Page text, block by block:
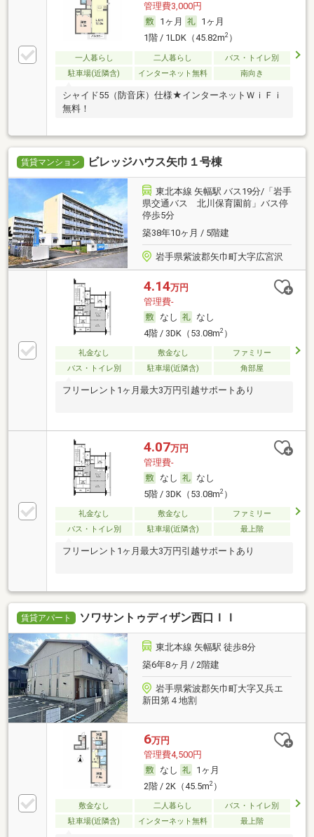
管理費3,000円
1ヶ月
1ヶ月
1階 / 1LDK（45.82m2）
一人暮らし 二人暮らし
バス・トイレ別
駐車場(近隣含)
インターネット無料 南向き
シャイド55（防音床）仕様★インターネットＷｉＦｉ
無料！
賃貸マンション ビレッジハウス矢巾１号棟
東北本線 矢幅駅 バス19分/「岩手
県交通バス 北川保育園前」バス停
停歩5分
築38年10ヶ月 / 5階建
岩手県紫波郡矢巾町大字広宮沢
4.14万円
管理費-
なし
なし
4階 / 3DK（53.08m2）
礼金なし 敷金なし
ファミリー
バス・トイレ別
駐車場(近隣含) 角部屋
フリーレント1ヶ月最大3万円引越サポートあり
4.07万円
管理費-
なし
なし
5階 / 3DK（53.08m2）
礼金なし 敷金なし
ファミリー
バス・トイレ別
駐車場(近隣含) 最上階
フリーレント1ヶ月最大3万円引越サポートあり
賃貸アパート ソワサントゥディザン西口ＩＩ
東北本線 矢幅駅 徒歩8分
築6年8ヶ月 / 2階建
岩手県紫波郡矢巾町大字又兵エ
新田第４地割
6万円
管理費4,500円
なし
1ヶ月
2階 / 2K（45.5m2）
敷金なし 二人暮らし
バス・トイレ別
駐車場(近隣含)
インターネット無料 最上階